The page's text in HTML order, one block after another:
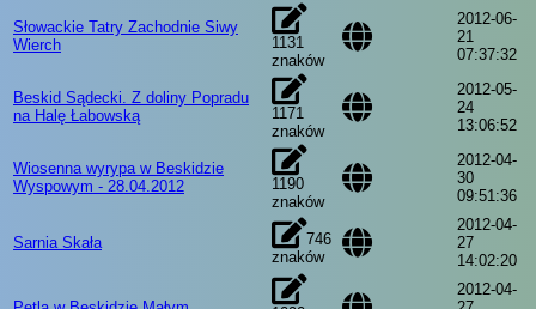
Słowackie Tatry Zachodnie Siwy
Wierch
1131
znaków
2012-06-
21
07:37:32
Beskid Sądecki. Z doliny Popradu
na Halę Łabowską
1171
znaków
2012-05-
24
13:06:52
Wiosenna wyrypa w Beskidzie
Wyspowym - 28.04.2012
1190
znaków
2012-04-
30
09:51:36
Sarnia Skała
746
znaków
2012-04-
27
14:02:20
2012-04-